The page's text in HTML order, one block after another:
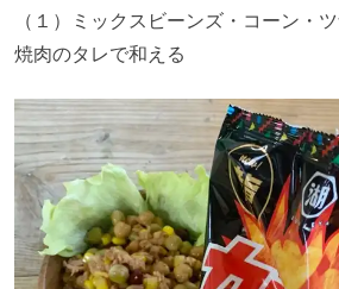
（１）ミックスビーンズ・コーン・
焼肉のタレで和える